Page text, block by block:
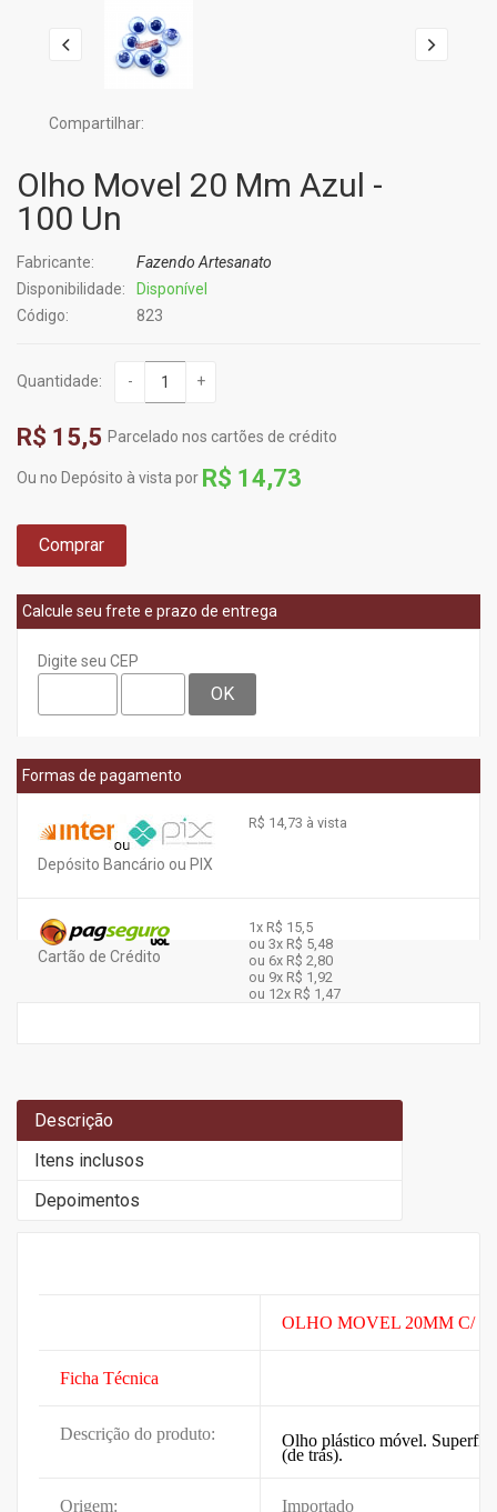
Compartilhar:
Olho Movel 20 Mm Azul -
100 Un
Fabricante:
Fazendo Artesanato
Disponibilidade:
Disponível
Código:
823
Quantidade: - +
R$ 15,5 Parcelado nos cartões de crédito
Ou no Depósito à vista por R$ 14,73
Comprar
Calcule seu frete e prazo de entrega
Digite seu CEP
OK
Formas de pagamento
Depósito Bancário ou PIX
R$ 14,73 à vista
Cartão de Crédito
1x R$ 15,5
ou 3x R$ 5,48
ou 6x R$ 2,80
ou 9x R$ 1,92
ou 12x R$ 1,47
Descrição
Itens inclusos
Depoimentos
OLHO MOVEL 20MM C/
Ficha Técnica
Descrição do produto: Olho plástico móvel.
(de trás).
Origem: Importado